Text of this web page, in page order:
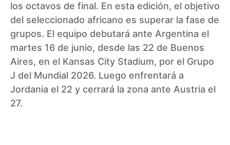
los octavos de final. En esta edición, el objetivo
del seleccionado africano es superar la fase de
grupos. El equipo debutará ante Argentina el
martes 16 de junio, desde las 22 de Buenos
Aires, en el Kansas City Stadium, por el Grupo
J del Mundial 2026. Luego enfrentará a
Jordania el 22 y cerrará la zona ante Austria el
27.